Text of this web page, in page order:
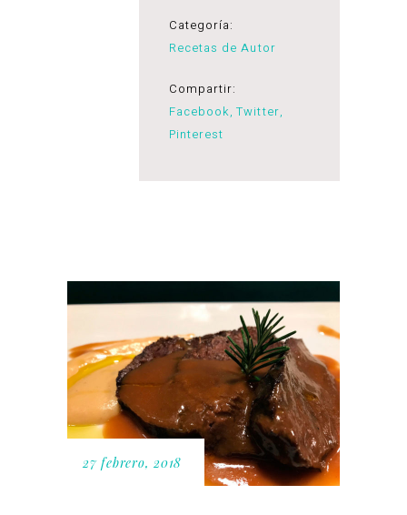
Categoría:
Recetas de Autor
Compartir:
Facebook Twitter
Pinterest
27 febrero, 2018